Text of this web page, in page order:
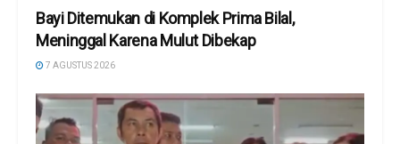
Bayi Ditemukan di Komplek Prima Bilal,
Meninggal Karena Mulut Dibekap
7 AGUSTUS 2026